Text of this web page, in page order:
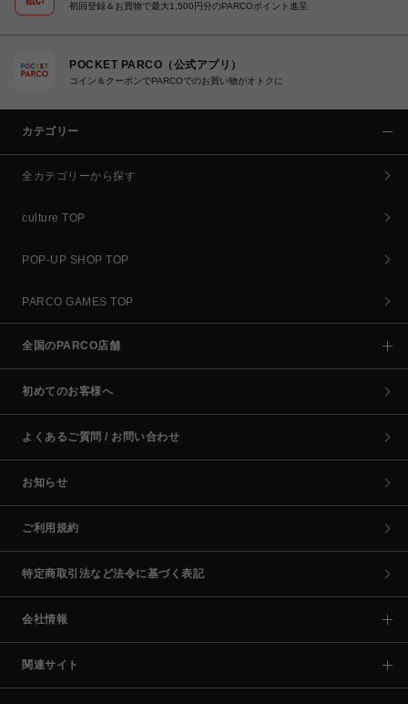
初回登録＆お買物で最大1,500円分のPARCOポイント進呈
POCKET PARCO（公式アプリ）
コイン＆クーポンでPARCOでのお買い物がオトクに
カテゴリー
全カテゴリーから探す
culture TOP
POP-UP SHOP TOP
PARCO GAMES TOP
全国のPARCO店舗
初めてのお客様へ
よくあるご質問 / お問い合わせ
お知らせ
ご利用規約
特定商取引法など法令に基づく表記
会社情報
関連サイト